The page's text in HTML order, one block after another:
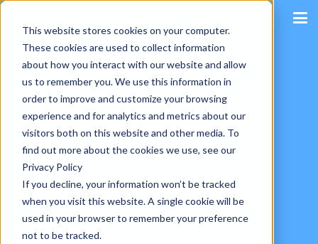
This website stores cookies on your computer.
These cookies are used to collect information
about how you interact with our website and allow
us to remember you. We use this information in
order to improve and customize your browsing
experience and for analytics and metrics about our
visitors both on this website and other media. To
find out more about the cookies we use, see our
Privacy Policy
If you decline, your information won’t be tracked
when you visit this website. A single cookie will be
used in your browser to remember your preference
not to be tracked.
Compliance & information
security